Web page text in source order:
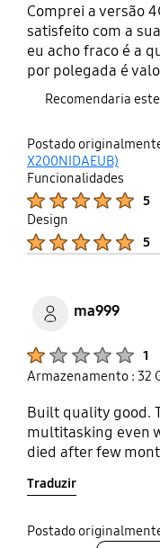
Comprei a versão
satisfeito com a
eu acho fraco é a
por polegada é
Recomendaria
Postado
X200NIDAEUB)
Funcionalidades
5
Design
5
ma999
1
Armazenamento : 32
Built quality good.
multitasking even
died after few
Traduzir
Postado